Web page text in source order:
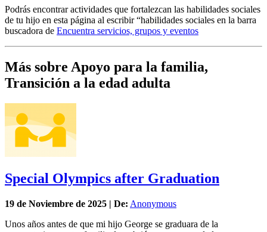
Podrás encontrar actividades que fortalezcan las habilidades sociales
de tu hijo en esta página al escribir “habilidades sociales en la barra
buscadora de Encuentra servicios, grupos y eventos
Más sobre Apoyo para la familia,
Transición a la edad adulta
Special Olympics after Graduation
19 de Noviembre de 2025 | De: Anonymous
Unos años antes de que mi hijo George se graduara de la